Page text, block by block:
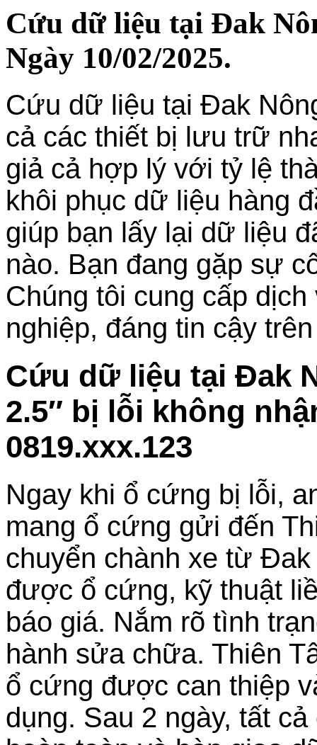
Cứu dữ liệu tại Đak
Ngày 10/02/2025.
Cứu dữ liệu tại Đak
cả các thiết bị lưu trữ
giả cả hợp lý với tỷ lệ
khôi phục dữ liệu hàng
giúp bạn lấy lại dữ liệu
nào. Bạn đang gặp sự
Chúng tôi cung cấp
nghiệp, đáng tin cậy
Cứu dữ liệu tại Đak
2.5″ bị lỗi không
0819.xxx.123
Ngay khi ổ cứng bị lỗi,
mang ổ cứng gửi đến
chuyển chành xe từ
được ổ cứng, kỹ thuật
báo giá. Nắm rõ tình
hành sửa chữa. Thiên
ổ cứng được can thiệp
dụng. Sau 2 ngày, tất